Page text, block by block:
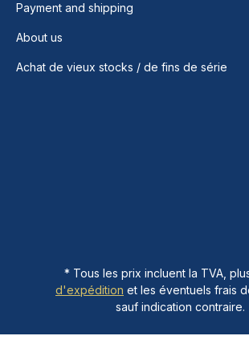
Payment and shipping
About us
Achat de vieux stocks / de fins de série
* Tous les prix incluent la TVA,
d'expédition et les éventuels frais
sauf indication contraire.